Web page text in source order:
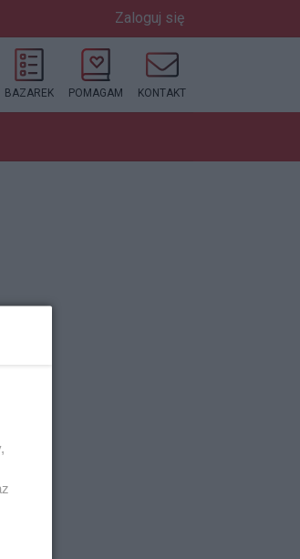
Zaloguj się
BAZAREK POMAGAM KONTAKT